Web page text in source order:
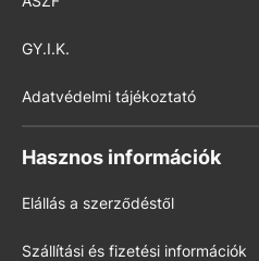
GY.I.K.
Adatvédelmi tájékoztató
Hasznos információk
Elállás a szerződéstől
Szállítási és fizetési információk